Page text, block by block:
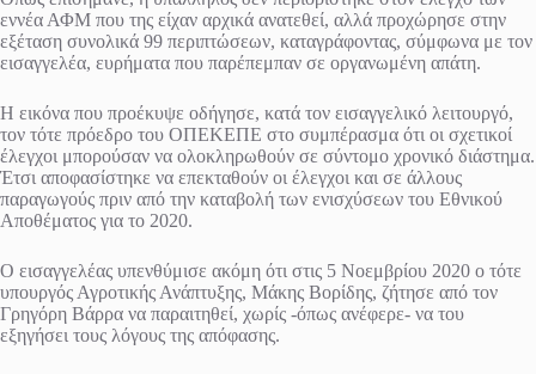
εννέα ΑΦΜ που της είχαν αρχικά ανατεθεί, αλλά προχώρησε στην
εξέταση συνολικά 99 περιπτώσεων, καταγράφοντας, σύμφωνα με τον
εισαγγελέα, ευρήματα που παρέπεμπαν σε οργανωμένη απάτη.
Η εικόνα που προέκυψε οδήγησε, κατά τον εισαγγελικό λειτουργό,
τον τότε πρόεδρο του ΟΠΕΚΕΠΕ στο συμπέρασμα ότι οι σχετικοί
έλεγχοι μπορούσαν να ολοκληρωθούν σε σύντομο χρονικό διάστημα.
Έτσι αποφασίστηκε να επεκταθούν οι έλεγχοι και σε άλλους
παραγωγούς πριν από την καταβολή των ενισχύσεων του Εθνικού
Αποθέματος για το 2020.
Ο εισαγγελέας υπενθύμισε ακόμη ότι στις 5 Νοεμβρίου 2020 ο τότε
υπουργός Αγροτικής Ανάπτυξης, Μάκης Βορίδης, ζήτησε από τον
Γρηγόρη Βάρρα να παραιτηθεί, χωρίς -όπως ανέφερε- να του
εξηγήσει τους λόγους της απόφασης.